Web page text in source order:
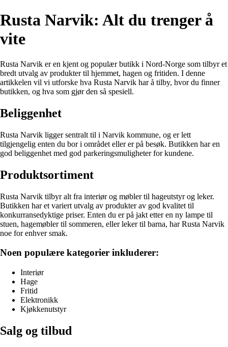
Rusta Narvik: Alt du trenger å
vite
Rusta Narvik er en kjent og populær butikk i Nord-Norge som tilbyr et
bredt utvalg av produkter til hjemmet, hagen og fritiden. I denne
artikkelen vil vi utforske hva Rusta Narvik har å tilby, hvor du finner
butikken, og hva som gjør den så spesiell.
Beliggenhet
Rusta Narvik ligger sentralt til i Narvik kommune, og er lett
tilgjengelig enten du bor i området eller er på besøk. Butikken har en
god beliggenhet med god parkeringsmuligheter for kundene.
Produktsortiment
Rusta Narvik tilbyr alt fra interiør og møbler til hageutstyr og leker.
Butikken har et variert utvalg av produkter av god kvalitet til
konkurransedyktige priser. Enten du er på jakt etter en ny lampe til
stuen, hagemøbler til sommeren, eller leker til barna, har Rusta Narvik
noe for enhver smak.
Noen populære kategorier inkluderer:
Interiør
Hage
Fritid
Elektronikk
Kjøkkenutstyr
Salg og tilbud